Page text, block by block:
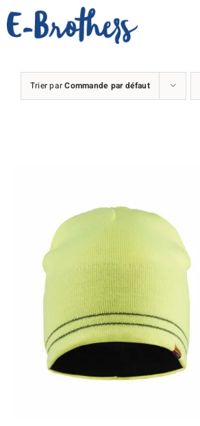
Passer
au
Trier parCommande par défaut